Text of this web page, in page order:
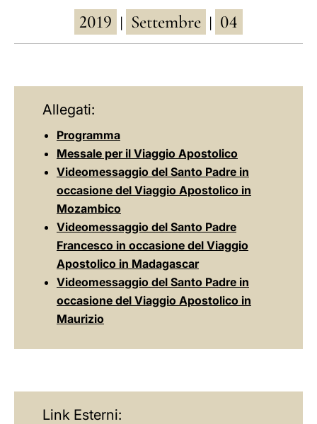
العربيّة
中文
2019 Settembre 04
Allegati:
Programma
Messale per il Viaggio Apostolico
Videomessaggio del Santo Padre in
occasione del Viaggio Apostolico in
Mozambico
Videomessaggio del Santo Padre
Francesco in occasione del Viaggio
Apostolico in Madagascar
Videomessaggio del Santo Padre in
occasione del Viaggio Apostolico in
Maurizio
Link Esterni: